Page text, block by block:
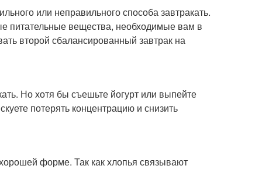
или неправильного способа завтракать.
питательные вещества, необходимые вам в
второй сбалансированный завтрак на
Но хотя бы съешьте йогурт или выпейте
потерять концентрацию и снизить
форме. Так как хлопья связывают